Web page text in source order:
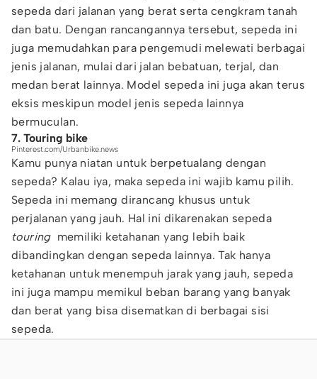
sepeda dari jalanan yang berat serta cengkram tanah
dan batu. Dengan rancangannya tersebut, sepeda ini
juga memudahkan para pengemudi melewati berbagai
jenis jalanan, mulai dari jalan bebatuan, terjal, dan
medan berat lainnya. Model sepeda ini juga akan terus
eksis meskipun model jenis sepeda lainnya
bermuculan.
7. Touring bike
Pinterest.com/Urbanbike.news
Kamu punya niatan untuk berpetualang dengan
sepeda? Kalau iya, maka sepeda ini wajib kamu pilih.
Sepeda ini memang dirancang khusus untuk
perjalanan yang jauh. Hal ini dikarenakan sepeda
touringmemiliki ketahanan yang lebih baik
dibandingkan dengan sepeda lainnya. Tak hanya
ketahanan untuk menempuh jarak yang jauh, sepeda
ini juga mampu memikul beban barang yang banyak
dan berat yang bisa disematkan di berbagai sisi
sepeda.